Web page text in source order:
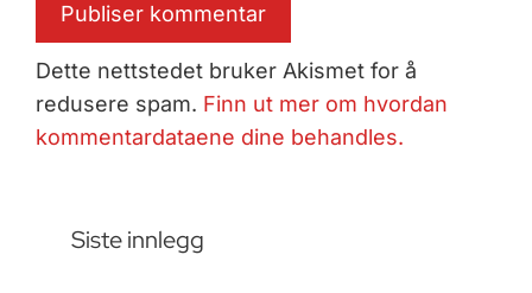
Dette nettstedet bruker Akismet for å
redusere spam. Finn ut mer om hvordan
kommentardataene dine behandles.
Siste innlegg